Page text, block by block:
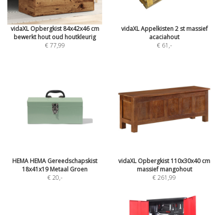
vidaXL Opbergkist 84x42x46 cm
bewerkt hout oud houtkleurig
€ 77,99
vidaXL Appelkisten 2 st massief
acaciahout
€ 61 ,-
HEMA HEMA Gereedschapskist
18x41x19 Metaal Groen
€ 20,-
vidaXL Opbergkist 110x30x40 cm
massief mangohout
€ 261,99